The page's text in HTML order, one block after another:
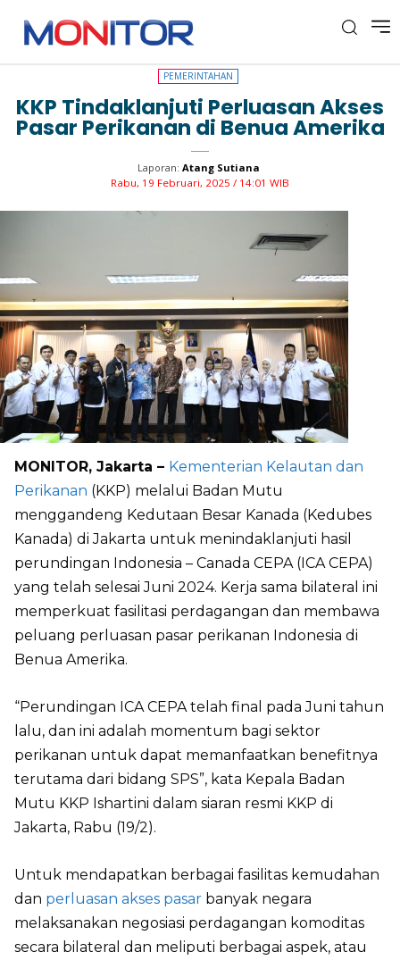
PEMERINTAHAN
PEMERINTAHAN
KKP Tindaklanjuti Perluasan Akses
Pasar Perikanan di Benua Amerika
Laporan: Atang Sutiana
Rabu, 19 Februari, 2025 / 14:01 WIB
MONITOR, Jakarta – Kementerian Kelautan dan
Perikanan (KKP) melalui Badan Mutu
menggandeng Kedutaan Besar Kanada (Kedubes
Kanada) di Jakarta untuk menindaklanjuti hasil
perundingan Indonesia – Canada CEPA (ICA CEPA)
yang telah selesai Juni 2024. Kerja sama bilateral ini
memperkuat fasilitasi perdagangan dan membawa
peluang perluasan pasar perikanan Indonesia di
Benua Amerika.
“Perundingan ICA CEPA telah final pada Juni tahun
lalu, dan ini adalah momentum bagi sektor
perikanan untuk dapat memanfaatkan benefitnya
terutama dari bidang SPS”, kata Kepala Badan
Mutu KKP Ishartini dalam siaran resmi KKP di
Jakarta, Rabu (19/2).
Untuk mendapatkan berbagai fasilitas kemudahan
dan perluasan akses pasar banyak negara
melaksanakan negosiasi perdagangan komoditas
secara bilateral dan meliputi berbagai aspek, atau